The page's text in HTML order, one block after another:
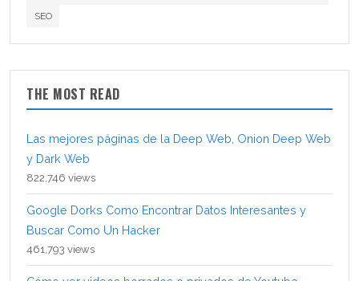
SEO
THE MOST READ
Las mejores páginas de la Deep Web, Onion Deep Web
y Dark Web
822,746 views
Google Dorks Como Encontrar Datos Interesantes y
Buscar Como Un Hacker
461,793 views